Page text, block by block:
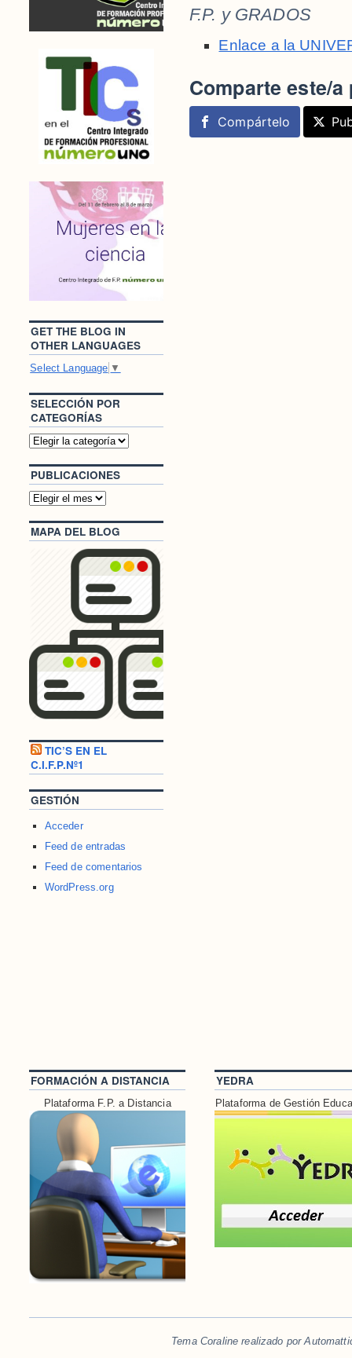
F.P. y GRADOS
Enlace a la
Comparte este/a
Compártelo
GET THE BLOG IN
OTHER LANGUAGES
Select Language ▼
SELECCIÓN POR
CATEGORÍAS
PUBLICACIONES
MAPA DEL BLOG
TIC’S EN EL
C.I.F.P.Nº1
GESTIÓN
Acceder
Feed de entradas
Feed de comentarios
WordPress.org
FORMACIÓN A DISTANCIA
Plataforma F.P. a Distancia
YEDRA
Plataforma de Gestión
Tema Coraline realizado por